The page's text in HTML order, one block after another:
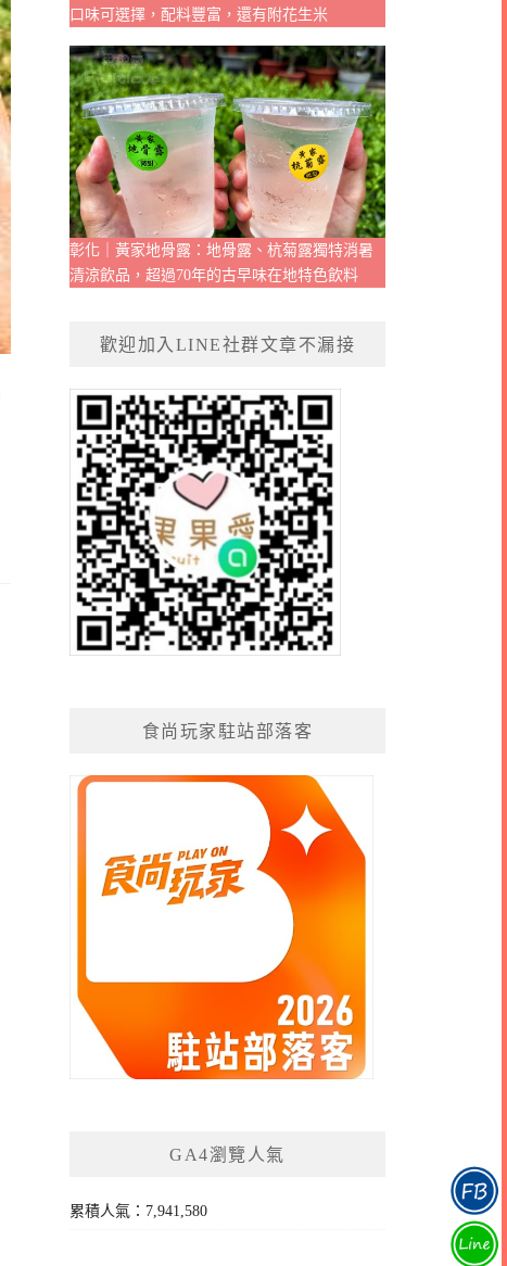
口味可選擇，配料豐富，還有附花生米
彰化｜黃家地骨露：地骨露、杭菊露獨特消暑
清涼飲品，超過70年的古早味在地特色飲料
歡迎加入LINE社群文章不漏接
食尚玩家駐站部落客
GA4瀏覽人氣
累積人氣：7,941,580